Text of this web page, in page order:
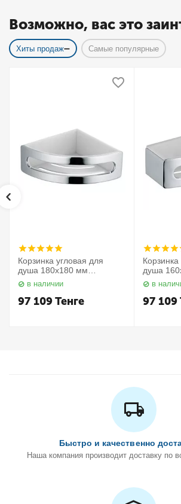
Возможно, вас это
Хиты продаж Самые популярные
Корзинка угловая для
душа 180х180 мм
Elegance 11657010000
Keuco
в наличии
97 109Тенге
душа
Elegance
Keuco
в
97 109
Быстро и качественно
Наша компания производит доставку по